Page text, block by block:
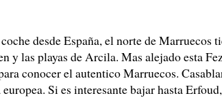
desde España, el norte de Marruecos
y las playas de Arcila. Mas alejado esta
conocer el autentico Marruecos.
Si es interesante bajar hasta